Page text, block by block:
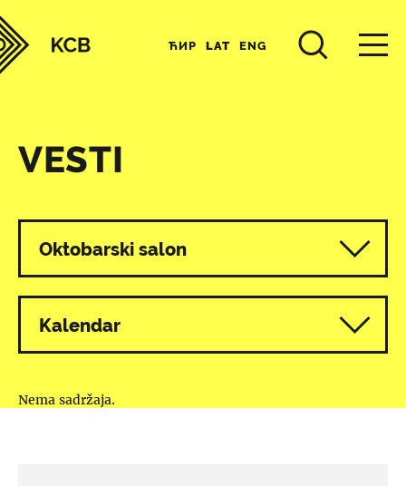
ЋИР LAT ENG
VESTI
Svi programi
Oktobarski salon
Kalendar
Nema sadržaja.